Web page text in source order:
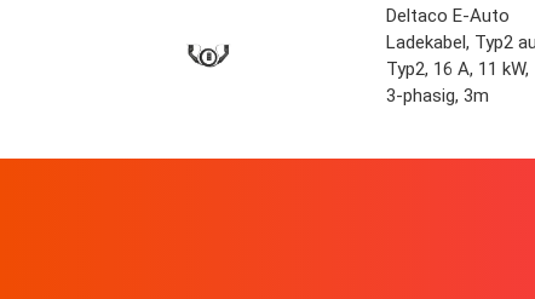
Deltaco E-Auto
Ladekabel, Typ2
Typ2, 16 A, 11 kW,
3-phasig, 3m